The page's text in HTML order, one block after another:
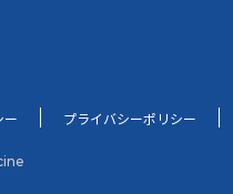
ー プライバシーポリシー